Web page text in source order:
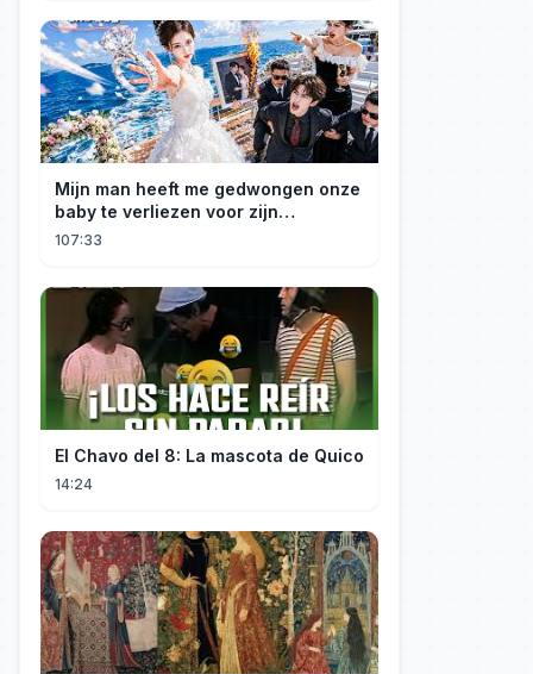
Mijn man heeft me gedwongen onze
baby te verliezen voor zijn
maîtresse! Ik heb mijn ring in zee
107:33
El Chavo del 8: La mascota de Quico
14:24